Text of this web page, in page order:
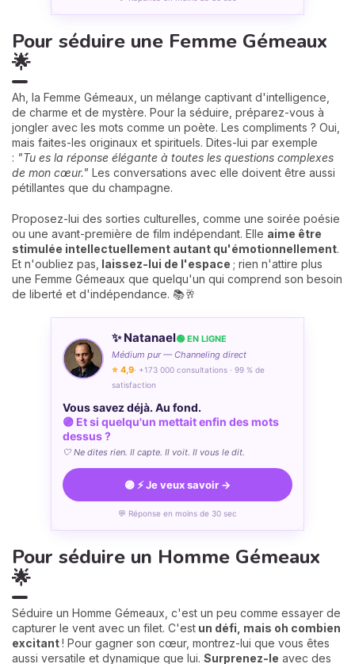
Pour séduire une Femme Gémeaux
🌟
Ah, la Femme Gémeaux, un mélange captivant d'intelligence,
de charme et de mystère. Pour la séduire, préparez-vous à
jongler avec les mots comme un poète. Les compliments ? Oui,
mais faites-les originaux et spirituels. Dites-lui par exemple
: "Tu es la réponse élégante à toutes les questions complexes
de mon cœur." Les conversations avec elle doivent être aussi
pétillantes que du champagne.
Proposez-lui des sorties culturelles, comme une soirée poésie
ou une avant-première de film indépendant. Elle aime être
stimulée intellectuellement autant qu'émotionnellement.
Et n'oubliez pas, laissez-lui de l'espace ; rien n'attire plus
une Femme Gémeaux que quelqu'un qui comprend son besoin
de liberté et d'indépendance. 📚🥂
✨ Natanael🟢 EN LIGNE
Médium pur — Channeling direct
⭐ 4,9· +173 000 consultations · 99 % de
satisfaction
Vous savez déjà. Au fond.
🟣 Et si quelqu'un mettait enfin des mots
dessus ?
🤍 Ne dites rien. Il capte. Il voit. Il vous le dit.
🟣 ⚡ Je veux savoir →
💬 Réponse en moins de 30 sec
Pour séduire un Homme Gémeaux
🌟
Séduire un Homme Gémeaux, c'est un peu comme essayer de
capturer le vent avec un filet. C'est un défi, mais oh combien
excitant! Pour gagner son cœur, montrez-lui que vous êtes
aussi versatile et dynamique que lui. Surprenez-le avec des